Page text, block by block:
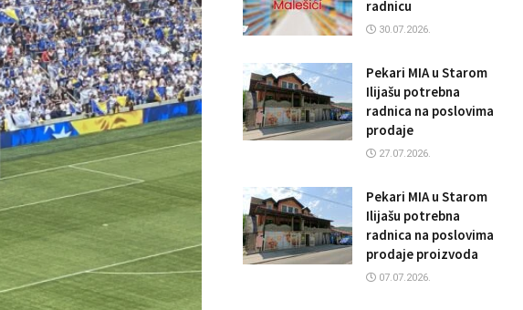
radnicu
30.07.2026.
Pekari MIA u Starom
Ilijašu potrebna
radnica na poslovima
prodaje
27.07.2026.
Pekari MIA u Starom
Ilijašu potrebna
radnica na poslovima
prodaje proizvoda
07.07.2026.